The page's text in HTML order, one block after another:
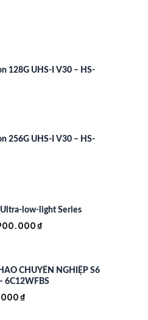
128G UHS-I V30 – HS-
256G UHS-I V30 – HS-
low-light Series
₫.
₫
là:
4.900.000 ₫.
CHUYÊN NGHIỆP S6
6C12WFBS
₫